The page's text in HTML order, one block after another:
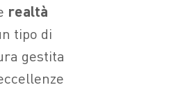
realtà
tipo di
gestita